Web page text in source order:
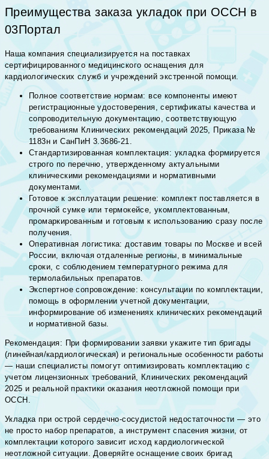
Преимущества заказа укладок при ОССН в
03Портал
Наша компания специализируется на поставках
сертифицированного медицинского оснащения для
кардиологических служб и учреждений экстренной помощи.
Полное соответствие нормам: все компоненты имеют
регистрационные удостоверения, сертификаты качества и
сопроводительную документацию, соответствующую
требованиям Клинических рекомендаций 2025, Приказа №
1183н и СанПиН 3.3686-21.
Стандартизированная комплектация: укладка формируется
строго по перечню, утвержденному актуальными
клиническими рекомендациями и нормативными
документами.
Готовое к эксплуатации решение: комплект поставляется в
прочной сумке или термокейсе, укомплектованным,
промаркированным и готовым к использованию сразу после
получения.
Оперативная логистика: доставим товары по Москве и всей
России, включая отдаленные регионы, в минимальные
сроки, с соблюдением температурного режима для
термолабильных препаратов.
Экспертное сопровождение: консультации по комплектации,
помощь в оформлении учетной документации,
информирование об изменениях клинических рекомендаций
и нормативной базы.
Рекомендация: При формировании заявки укажите тип бригады
(линейная/кардиологическая) и региональные особенности работы
— наши специалисты помогут оптимизировать комплектацию с
учетом лицензионных требований, Клинических рекомендаций
2025 и реальной практики оказания неотложной помощи при
ОССН.
Укладка при острой сердечно-сосудистой недостаточности — это
не просто набор препаратов, а инструмент спасения жизни, от
комплектации которого зависит исход кардиологической
неотложной ситуации. Доверяйте оснащение своих бригад